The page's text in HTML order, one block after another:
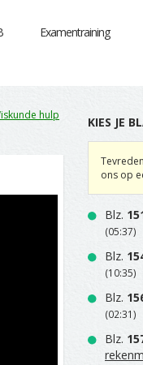
Examentraining
hulp KIES JE
ons op
Blz.
(05:37)
Blz.
(10:35)
Blz.
(02:31)
Blz.